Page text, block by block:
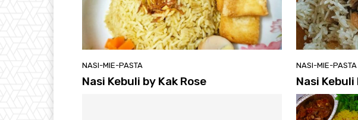
NASI-MIE-PASTA
Nasi Kebuli by Kak Rose
NASI-MIE-PASTA
Nasi